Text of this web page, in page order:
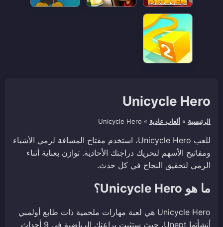
Unicycle Hero
الرئيسية » ألعاب عادية »
Unicycle Hero
للعب Unicycle Hero، استخدم مفتاح المسافة لرمي الأشياء
ومفاتيح الأسهم لتحريك دراجتك الأحادية. توازن بعناية أثناء
الرمي لتحقيق النجاح في كل حدث.
ما هو Unicycle Hero؟
Unicycle Hero هي لعبة مهارات ملحمية ذات طابع أولمبي
أنشأتها Unept، حيث ستثبت براعتك الرياضية في 9 أحداث